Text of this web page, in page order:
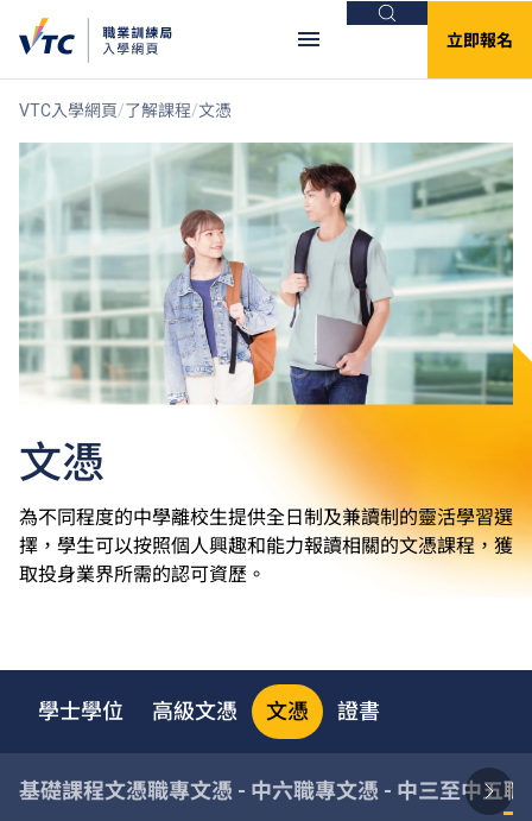
搜尋
立即報名
VTC入學網頁 了解課程 文憑
文憑
為不同程度的中學離校生提供全日制及兼讀制的靈活學習選
擇，學生可以按照個人興趣和能力報讀相關的文憑課程，獲
取投身業界所需的認可資歷。
學士學位 高級文憑 文憑 證書
基礎課程文憑職專文憑 - 中六職專文憑 - 中三至中五職